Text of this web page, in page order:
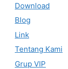
Download
Blog
Link
Tentang Kami
Grup VIP